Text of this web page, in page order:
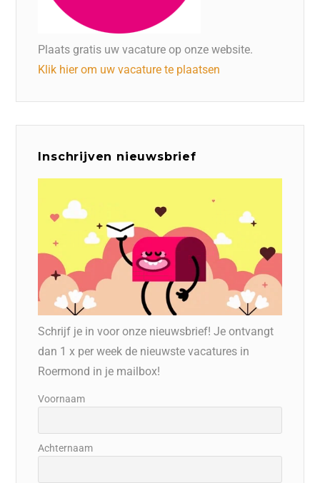
Plaats gratis uw vacature op onze website.
Klik hier om uw vacature te plaatsen
Inschrijven nieuwsbrief
Schrijf je in voor onze nieuwsbrief! Je ontvangt
dan 1 x per week de nieuwste vacatures in
Roermond in je mailbox!
Voornaam
Achternaam